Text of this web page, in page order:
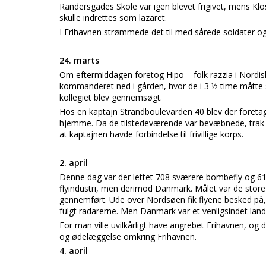
Randersgades Skole var igen blevet frigivet, mens
skulle indrettes som lazaret.
I Frihavnen strømmede det til med sårede soldater
24. marts
Om eftermiddagen foretog Hipo – folk razzia i
kommanderet ned i gården, hvor de i 3 ½ time
kollegiet blev gennemsøgt.
Hos en kaptajn Strandboulevarden 40 blev der
hjemme. Da de tilstedeværende var bevæbnede,
at kaptajnen havde forbindelse til frivillige korps.
2. april
Denne dag var der lettet 708 sværere bombefly og
flyindustri, men derimod Danmark. Målet var de
gennemført. Ude over Nordsøen fik flyene besked
fulgt radarerne. Men Danmark var et venligsindet
For man ville uvilkårligt have angrebet Frihavnen, og
og ødelæggelse omkring Frihavnen.
4. april